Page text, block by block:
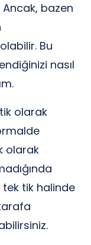
bazen
Bu
nasıl
olarak
olarak
tik halinde